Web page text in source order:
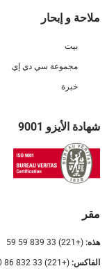
ملاحة و إبحار
بيت
مجموعة سي دي إي
خبرة
شهادة الأيزو 9001
مقر
هذه: (+221) 33 839 59 59
الفاكس: (+221) 33 832 86 10